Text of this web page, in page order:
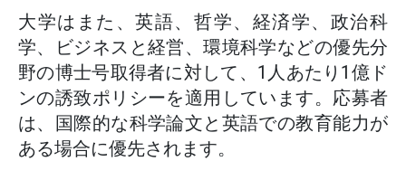
大学はまた、英語、哲学、経済学、政治科
学、ビジネスと経営、環境科学などの優先分
野の博士号取得者に対して、1人あたり1億ド
ンの誘致ポリシーを適用しています。応募者
は、国際的な科学論文と英語での教育能力が
ある場合に優先されます。